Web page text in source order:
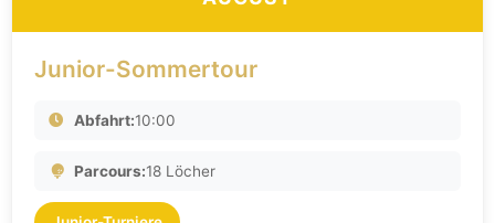
Junior-Sommertour
Abfahrt:10:00
Parcours:18 Löcher